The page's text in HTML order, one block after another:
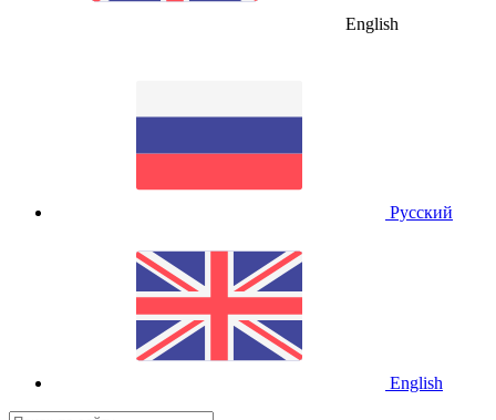
English
Русский
English